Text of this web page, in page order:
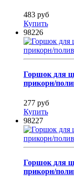
483 руб
Купить
98226
Горшок для
прикорн/
277 руб
Купить
98227
Горшок для
прикорн/